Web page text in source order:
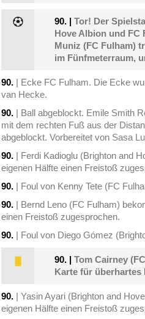
90. |Tor! Der
Hove Albion und FC
Muniz (FC Fulham)
im Fünfmeterraum,
90. | Ecke FC Fulham. Die Ecke
van Hecke.
90. | Ball abgeblockt. Emile Smith
mit dem rechten Fuß aus der
abgeblockt. Vorbereitet von Sasa
90. | Ferdi Kadioglu (Brighton and
eigenen Hälfte einen Freistoß
90. | Foul von Kenny Tete (FC
90. | Bernd Leno (FC Fulham)
einen Freistoß zugesprochen.
90. | Foul von Diego Gómez
90. |Tom Cairney
Karte für überhartes
90. | Yasin Ayari (Brighton and
eigenen Hälfte einen Freistoß